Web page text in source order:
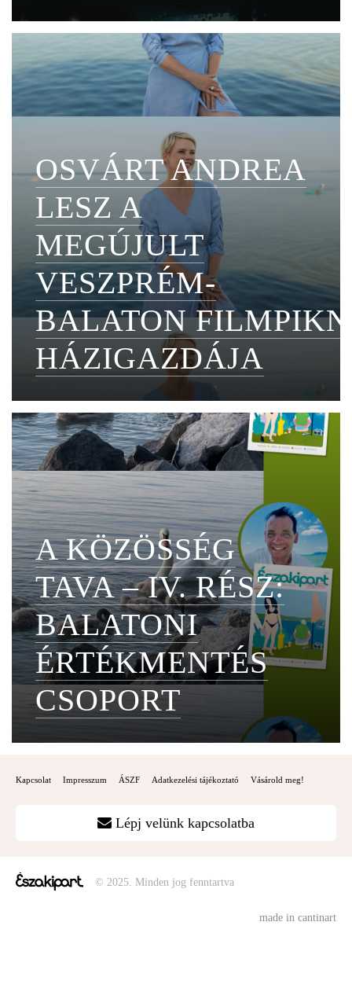
OSVÁRT ANDREA
LESZ A
MEGÚJULT
VESZPRÉM-
BALATON
HÁZIGAZDÁJA
A KÖZÖSSÉG
TAVA – IV. RÉSZ:
BALATONI
ÉRTÉKMENTÉS
CSOPORT
Kapcsolat Impresszum ÁSZF Adatkezelési tájékoztató Vásárold meg!
Lépj velünk kapcsolatba
© 2025. Minden jog fenntartva
made in cantinart